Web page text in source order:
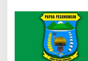
Baru di Timur